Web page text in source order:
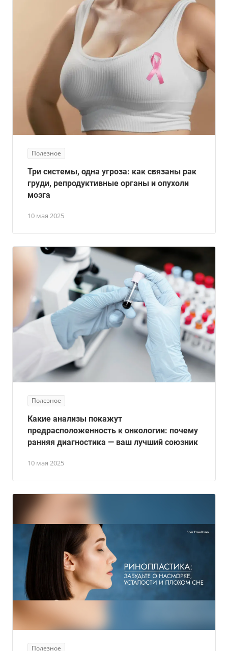
Полезное
10 мая 2025
Три системы, одна угроза: как связаны рак
груди, репродуктивные органы и опухоли
мозга
Полезное
10 мая 2025
Какие анализы покажут
предрасположенность к онкологии: почему
ранняя диагностика — ваш лучший союзник
Полезное